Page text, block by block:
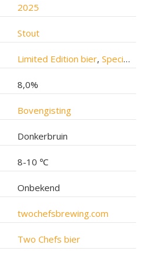
2025
Stout
Limited Edition bier, Speciaalbier
8,0%
Bovengisting
Donkerbruin
8-10 ℃
Onbekend
twochefsbrewing.com
Two Chefs bier